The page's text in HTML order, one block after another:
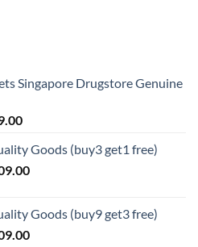
Singapore Drugstore Genuine
Price
S$79.00
through
Goods (buy3 get1 free)
Price
through
S$209.00
Goods (buy9 get3 free)
Price